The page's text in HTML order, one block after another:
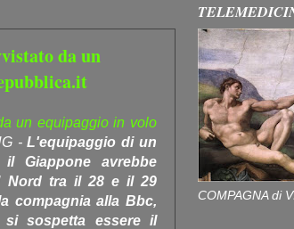
da un
un equipaggio in volo
-L'equipaggio di un
Giappone avrebbe
Nord tra il 28 e il 29
compagnia alla Bbc,
sospetta essere il
COMPAGNA di